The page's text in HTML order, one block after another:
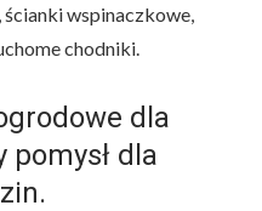
wspinaczkowe,
chodniki.
dla
dla